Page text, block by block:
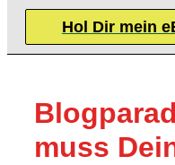
Hol Dir mein
muss